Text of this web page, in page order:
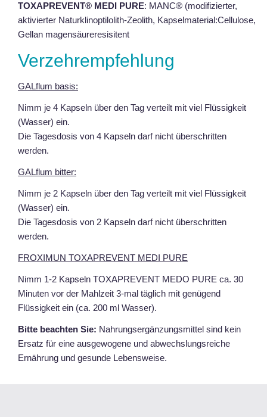
TOXAPREVENT® MEDI PURE: MANC® (modifizierter,
aktivierter Naturklinoptilolith-Zeolith, Kapselmaterial:Cellulose,
Gellan magensäureresisitent
Verzehrempfehlung
GALflum basis:
Nimm je 4 Kapseln über den Tag verteilt mit viel Flüssigkeit
(Wasser) ein.
Die Tagesdosis von 4 Kapseln darf nicht überschritten
werden.
GALflum bitter:
Nimm je 2 Kapseln über den Tag verteilt mit viel Flüssigkeit
(Wasser) ein.
Die Tagesdosis von 2 Kapseln darf nicht überschritten
werden.
FROXIMUN TOXAPREVENT MEDI PURE
Nimm 1-2 Kapseln TOXAPREVENT MEDO PURE ca. 30
Minuten vor der Mahlzeit 3-mal täglich mit genügend
Flüssigkeit ein (ca. 200 ml Wasser).
Bitte beachten Sie: Nahrungsergänzungsmittel sind kein
Ersatz für eine ausgewogene und abwechslungsreiche
Ernährung und gesunde Lebensweise.